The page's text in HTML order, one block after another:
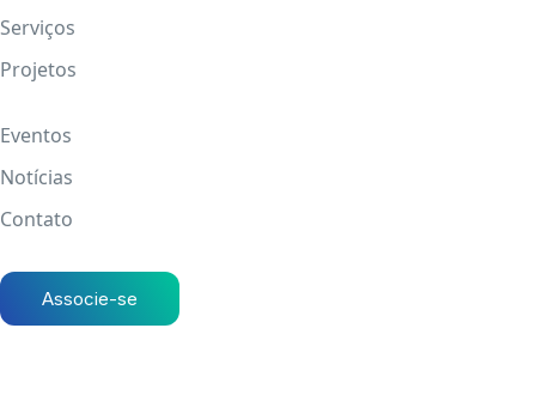
Serviços
Projetos
Eventos
Notícias
Contato
Associe-se